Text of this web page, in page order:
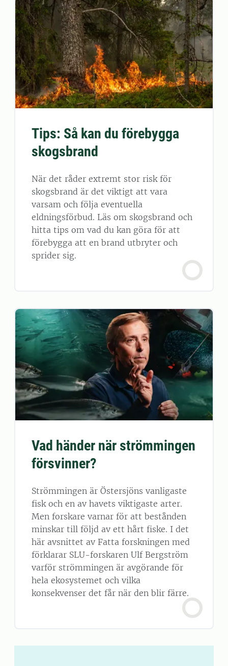
Tips: Så kan du förebygga
skogsbrand
När det råder extremt stor risk för
skogsbrand är det viktigt att vara
varsam och följa eventuella
eldningsförbud. Läs om skogsbrand och
hitta tips om vad du kan göra för att
förebygga att en brand utbryter och
sprider sig.
Vad händer när strömmingen
försvinner?
Strömmingen är Östersjöns vanligaste
fisk och en av havets viktigaste arter.
Men forskare varnar för att bestånden
minskar till följd av ett hårt fiske. I det
här avsnittet av Fatta forskningen med
förklarar SLU-forskaren Ulf Bergström
varför strömmingen är avgörande för
hela ekosystemet och vilka
konsekvenser det får när den blir färre.